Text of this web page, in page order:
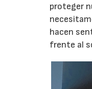
proteger
hacen
frente al